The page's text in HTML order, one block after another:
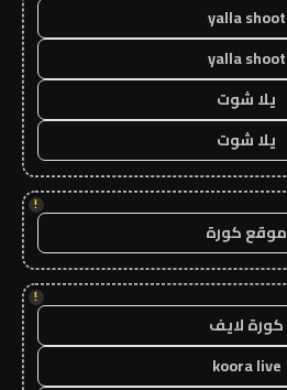
yalla shoot
yalla shoot
يلا شوت
يلا شوت
!
موقع كورة
!
كورة لايف
koora live